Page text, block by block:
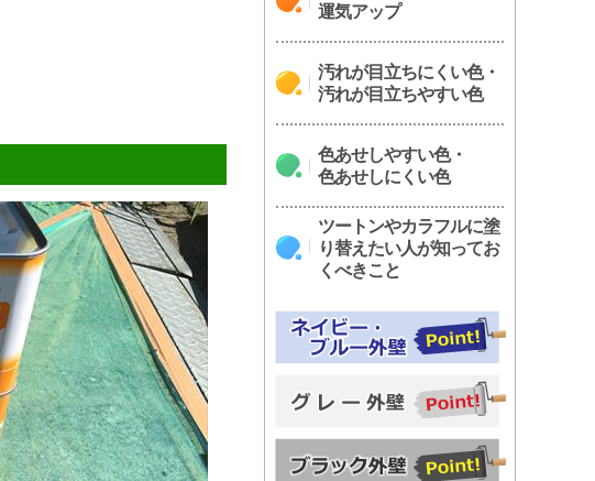
運気アップ
汚れが目立ちにくい色・
汚れが目立ちやすい色
色あせしやすい色・
色あせしにくい色
ツートンやカラフルに塗
り替えたい人が知ってお
くべきこと